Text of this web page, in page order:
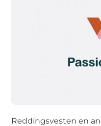
Reddingsvesten en